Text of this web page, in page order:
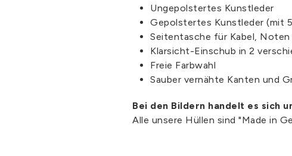
Ungepolstertes Kunstleder
Gepolstertes Kunstleder (mit
Seitentasche für Kabel,
Klarsicht-Einschub in 2
Freie Farbwahl
Sauber vernähte Kanten und
Bei den Bildern handelt es sich
Alle unsere Hüllen sind "Made in